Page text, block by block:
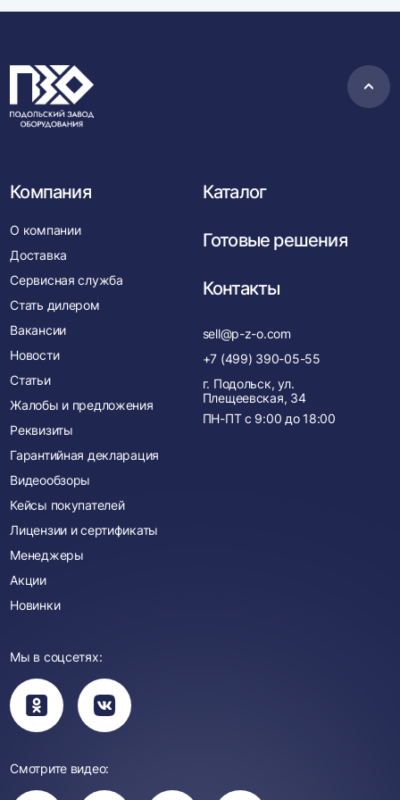
в
Компания
О компании
Доставка
Сервисная служба
Стать дилером
Вакансии
Новости
Статьи
Жалобы и предложения
Реквизиты
Гарантийная декларация
Видеообзоры
Кейсы покупателей
Лицензии и сертификаты
Менеджеры
Акции
Новинки
Каталог
Готовые решения
Контакты
sell@p-z-o.com
+7 (499) 390-05-55
г. Подольск, ул.
Плещеевская, 34
ПН-ПТ с 9:00 до 18:00
Мы в соцсетях:
Вы
перейдете
в
группу
Вы
перейдете
в
группу
Смотрите видео:
Вы